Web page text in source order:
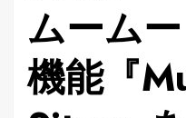
ムーム
機能『